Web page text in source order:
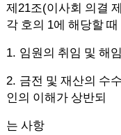
제21조(이사회 의결
각 호의 1에 해당할
1. 임원의 취임 및 해
2. 금전 및 재산의 수
인의 이해가 상반되
는 사항